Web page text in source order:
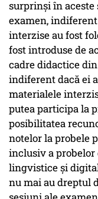
surprinşi în
examen,
interzise au fost
fost introduse de
cadre didactice
indiferent dacă ei
materialele
putea participa la
posibilitatea
notelor la probele
inclusiv a probelor
lingvistice şi
nu mai au dreptul